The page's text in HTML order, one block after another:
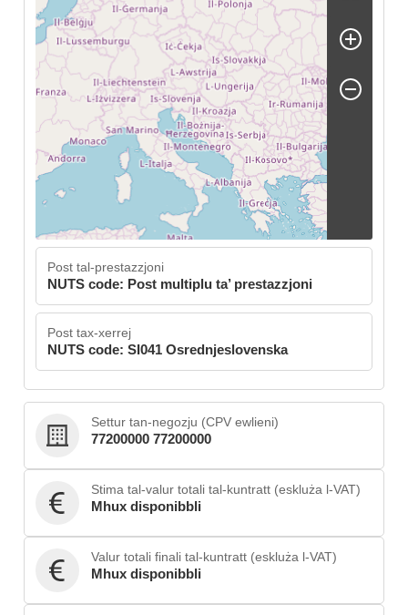
Post tal-prestazzjoni
NUTS code: Post multiplu ta’ prestazzjoni
Post tax-xerrej
NUTS code: SI041 Osrednjeslovenska
Settur tan-negozju (CPV ewlieni)
77200000 77200000
Stima tal-valur totali tal-kuntratt (eskluża l-VAT)
Mhux disponibbli
Valur totali finali tal-kuntratt (eskluża l-VAT)
Mhux disponibbli